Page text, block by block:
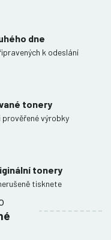
dne
k odeslání
tonery
prověřené výrobky
tonery
tisknete